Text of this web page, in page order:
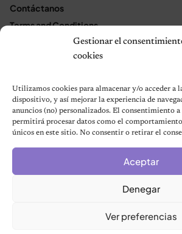
Gestionar el
cookies
Utilizamos cookies para almacenar y/o acceder a
dispositivo, y así mejorar la experiencia de
anuncios (no) personalizados. El consentimiento a
permitirá procesar datos como el
únicos en este sitio. No consentir o retirar el
Aceptar
Denegar
Ver preferencias
Contáctanos
Terms and Conditions
Política de privacidad